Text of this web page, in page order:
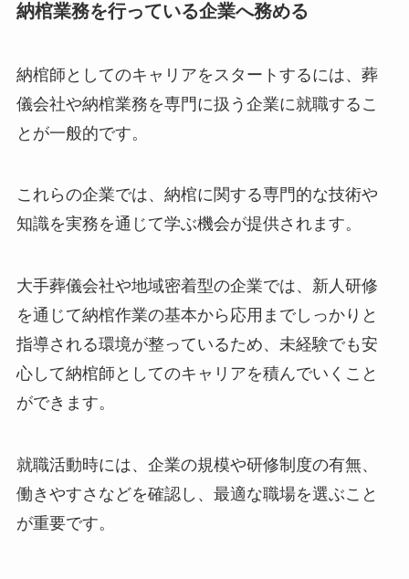
納棺業務を行っている企業へ務める
納棺師としてのキャリアをスタートするには、葬
儀会社や納棺業務を専門に扱う企業に就職するこ
とが一般的です。
これらの企業では、納棺に関する専門的な技術や
知識を実務を通じて学ぶ機会が提供されます。
大手葬儀会社や地域密着型の企業では、新人研修
を通じて納棺作業の基本から応用までしっかりと
指導される環境が整っているため、未経験でも安
心して納棺師としてのキャリアを積んでいくこと
ができます。
就職活動時には、企業の規模や研修制度の有無、
働きやすさなどを確認し、最適な職場を選ぶこと
が重要です。